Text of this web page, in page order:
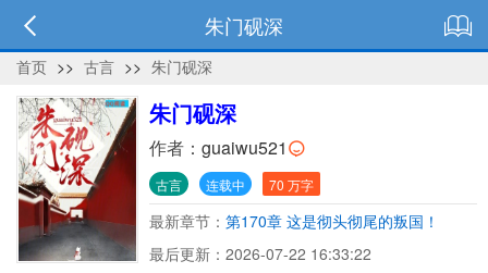
朱门砚深
首页 >> 古言 >> 朱门砚深
朱门砚深
作者： guaiwu521
古言 连载中 70 万字
最新章节： 第170章 这是彻头彻尾的叛国！
最后更新：2026-07-22 16:33:22